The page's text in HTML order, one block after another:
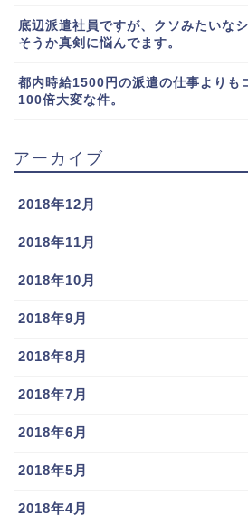
底辺派遣社員ですが、クソみたいな
そうか真剣に悩んでます。
都内時給1500円の派遣の仕事よりも
100倍大変な件。
アーカイブ
2018年12月
2018年11月
2018年10月
2018年9月
2018年8月
2018年7月
2018年6月
2018年5月
2018年4月